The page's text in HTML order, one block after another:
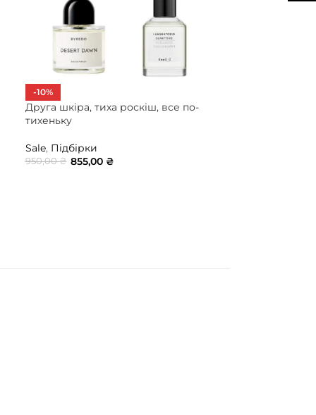
-10%
Друга шкіра, тиха роскіш, все по-
тихеньку
Sale, Підбірки
950,00₴ 855,00 ₴